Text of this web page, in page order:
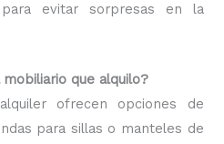
evitar sorpresas en la
que alquilo?
ofrecen opciones de
para sillas o manteles de